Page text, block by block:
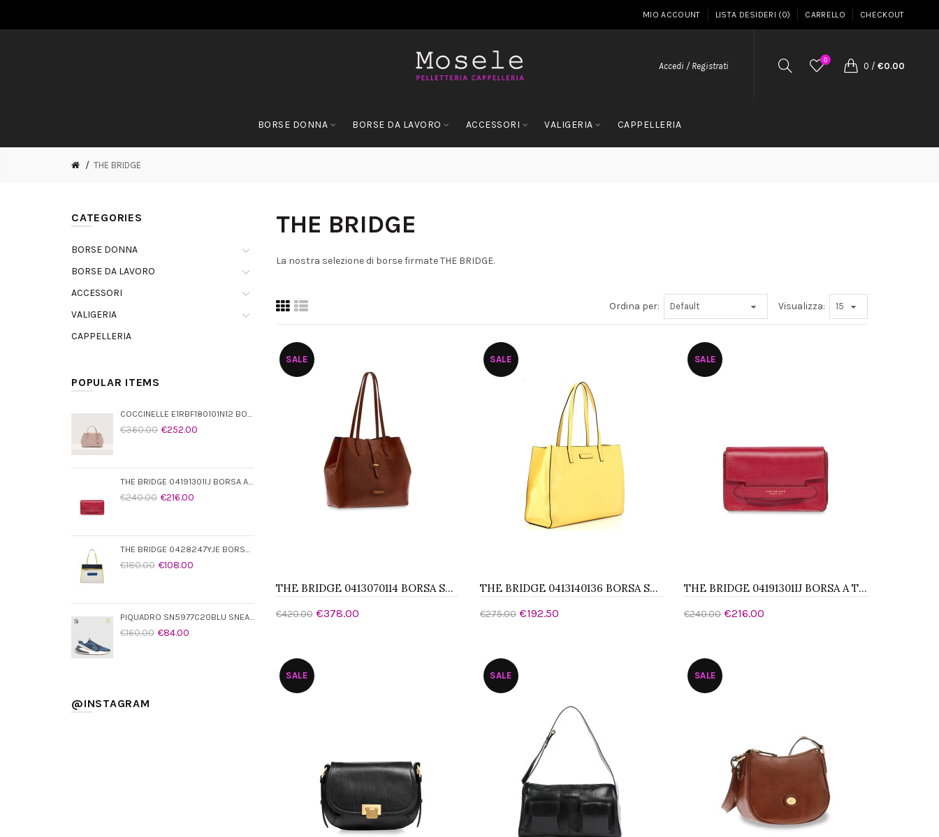
MIO ACCOUNT LISTA DESIDERI (0) CARRELLO CHECKOUT
Accedi / Registrati
0
0 / €0.00
BORSE DONNA BORSE DA LAVORO ACCESSORI VALIGERIA CAPPELLERIA
THE BRIDGE
CATEGORIES
BORSE DONNA
BORSE DA LAVORO
ACCESSORI
VALIGERIA
CAPPELLERIA
POPULAR ITEMS
COCCINELLE E1RBF180101N12 BORSA A MANO MEDIUM
€360.00 €252.00
THE BRIDGE 04191301IJ BORSA A TRACOLLA
€240.00 €216.00
THE BRIDGE 0428247YJE BORSA SHOPPING
€180.00 €108.00
PIQUADRO SN5977C20BLU SNEAKER UOMO
€160.00 €84.00
@INSTAGRAM
THE BRIDGE
La nostra selezione di borse firmate THE BRIDGE.
Ordina per: Visualizza:
SALE
THE BRIDGE 0413070114 BORSA SHOPPER
€420.00 €378.00
SALE
THE BRIDGE 0413140136 BORSA SHOPPER
€275.00 €192.50
SALE
THE BRIDGE 04191301IJ BORSA A TRACOLLA
€240.00 €216.00
SALE SALE SALE